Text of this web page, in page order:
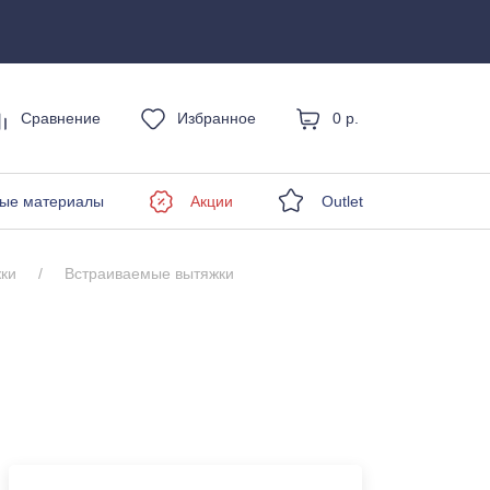
Сравнение Избранное 0 р.
материалы Акции Outlet
Встраиваемые вытяжки